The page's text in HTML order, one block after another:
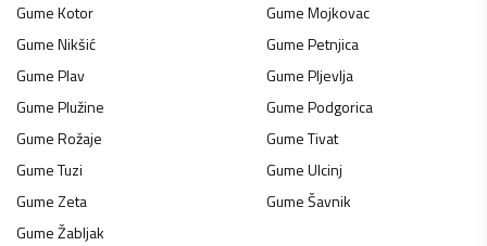
GumeKotor GumeMojkovac
GumeNikšić GumePetnjica
GumePlav GumePljevlja
GumePlužine GumePodgorica
GumeRožaje GumeTivat
GumeTuzi GumeUlcinj
GumeZeta GumeŠavnik
GumeŽabljak